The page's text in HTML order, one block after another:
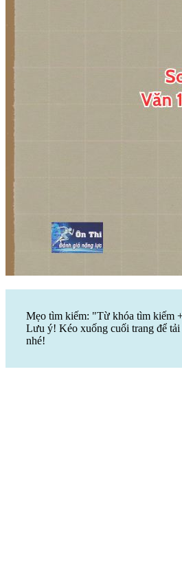
Mẹo tìm kiếm: "Từ khóa tìm kiếm
Lưu ý! Kéo xuống cuối trang để
nhé!